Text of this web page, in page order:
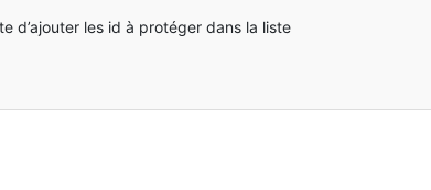
d’ajouter les id à protéger dans la liste